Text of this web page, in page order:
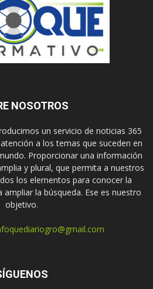
NOSOTROS
un servicio de noticias 365
a los temas que suceden en
Proporcionar una información
y plural, que permita a nuestros
los elementos para conocer la
la búsqueda. Ese es nuestro
objetivo.